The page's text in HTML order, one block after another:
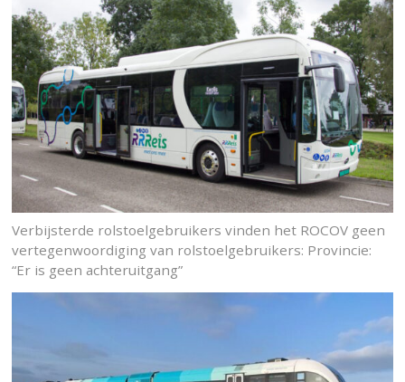
Verbijsterde rolstoelgebruikers vinden het ROCOV geen
vertegenwoordiging van rolstoelgebruikers: Provincie:
“Er is geen achteruitgang”